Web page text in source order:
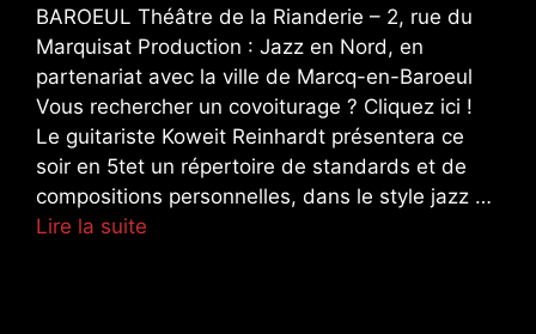
BAROEUL Théâtre de la Rianderie – 2, rue du
Marquisat Production : Jazz en Nord, en
partenariat avec la ville de Marcq-en-Baroeul
Vous rechercher un covoiturage ? Cliquez ici !
Le guitariste Koweit Reinhardt présentera ce
soir en 5tet un répertoire de standards et de
compositions personnelles, dans le style jazz …
Lire la suite